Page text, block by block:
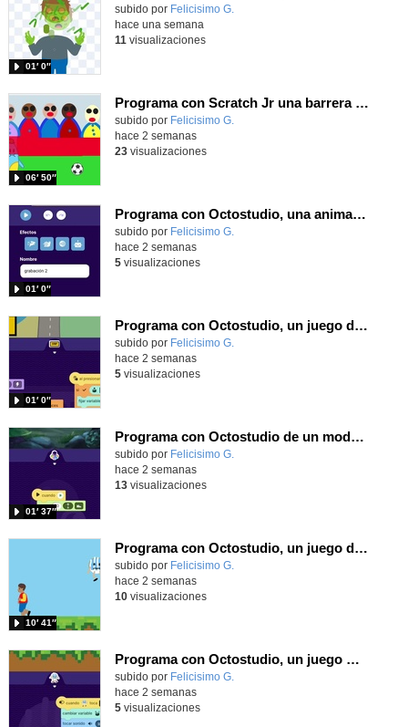
Contenido educativo.
subido por Felicisimo G.
01′ 0″
hace una semana
11 visualizaciones
Programa con Scratch Jr una barrera que se desplaza para dar sensación de movimiento
Contenido educativo.
subido por Felicisimo G.
06′ 50″
hace 2 semanas
23visualizaciones
Programa con Octostudio, una animación utilizando la cámara para una foto y audio y texto para comunicar.
Contenido educativo.
subido por Felicisimo G.
01′ 0″
hace 2 semanas
5visualizaciones
Programa con Octostudio, un juego de Educación Víal cruzando un paso de cebra.
Contenido educativo.
subido por Felicisimo G.
01′ 0″
hace 2 semanas
5visualizaciones
Programa con Octostudio de un modo sencillo, offline y gratuito
Contenido educativo.
subido por Felicisimo G.
01′ 37″
hace 2 semanas
13visualizaciones
Programa con Octostudio, un juego de 4 personajes ganando la copa del mundo saltando y esquivando rivales.
Contenido educativo.
subido por Felicisimo G.
10′ 41″
hace 2 semanas
10visualizaciones
Programa con Octostudio, un juego moviendo la tablet para ganar con España, el mundial 2026
Contenido educativo.
subido por Felicisimo G.
hace 2 semanas
5visualizaciones